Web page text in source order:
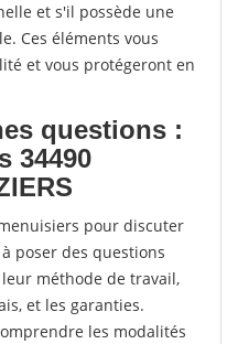
et s'il possède une
Ces éléments vous
et vous protégeront en
questions :
34490
pour discuter
poser des questions
méthode de travail,
et les garanties.
les modalités